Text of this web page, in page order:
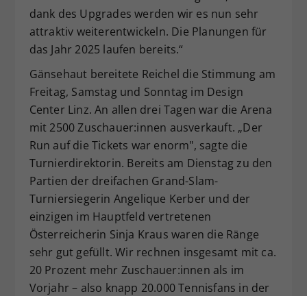
dank des Upgrades werden wir es nun sehr
attraktiv weiterentwickeln. Die Planungen für
das Jahr 2025 laufen bereits.“
Gänsehaut bereitete Reichel die Stimmung am
Freitag, Samstag und Sonntag im Design
Center Linz. An allen drei Tagen war die Arena
mit 2500 Zuschauer:innen ausverkauft. „Der
Run auf die Tickets war enorm", sagte die
Turnierdirektorin. Bereits am Dienstag zu den
Partien der dreifachen Grand-Slam-
Turniersiegerin Angelique Kerber und der
einzigen im Hauptfeld vertretenen
Österreicherin Sinja Kraus waren die Ränge
sehr gut gefüllt. Wir rechnen insgesamt mit ca.
20 Prozent mehr Zuschauer:innen als im
Vorjahr – also knapp 20.000 Tennisfans in der